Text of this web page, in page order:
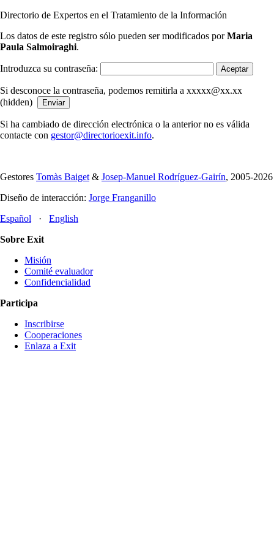
Directorio de Expertos en el Tratamiento de la Información
Los datos de este registro sólo pueden ser modificados porMaria
Paula Salmoiraghi.
Introduzca su contraseña:
Si desconoce la contraseña, podemos remitirla a xxxxx@xx.xx
(hidden)
Si ha cambiado de dirección electrónica o la anterior no es válida
contacte con gestor@directorioexit.info.
Gestores Tomàs Baiget & Josep-Manuel Rodríguez-Gairín, 2005-2026
Diseño de interacción: Jorge Franganillo
Español · English
Sobre Exit
Misión
Comité evaluador
Confidencialidad
Participa
Inscribirse
Cooperaciones
Enlaza a Exit